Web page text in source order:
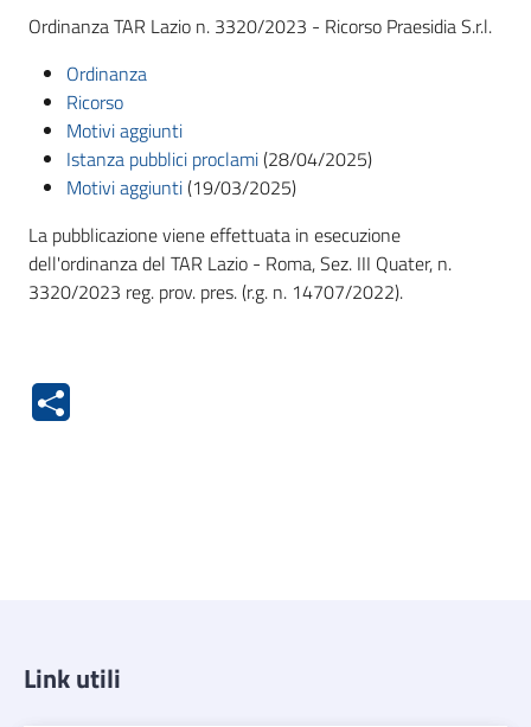
Ordinanza TAR Lazio n. 3320/2023 - Ricorso Praesidia S.r.l.
Ordinanza
Ricorso
Motivi aggiunti
Istanza pubblici proclami(28/04/2025)
Motivi aggiunti(19/03/2025)
La pubblicazione viene effettuata in esecuzione
dell'ordinanza del TAR Lazio - Roma, Sez. III Quater, n.
3320/2023 reg. prov. pres. (r.g. n. 14707/2022).
Link utili